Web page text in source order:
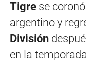
Tigre se
argentino y
División
en la